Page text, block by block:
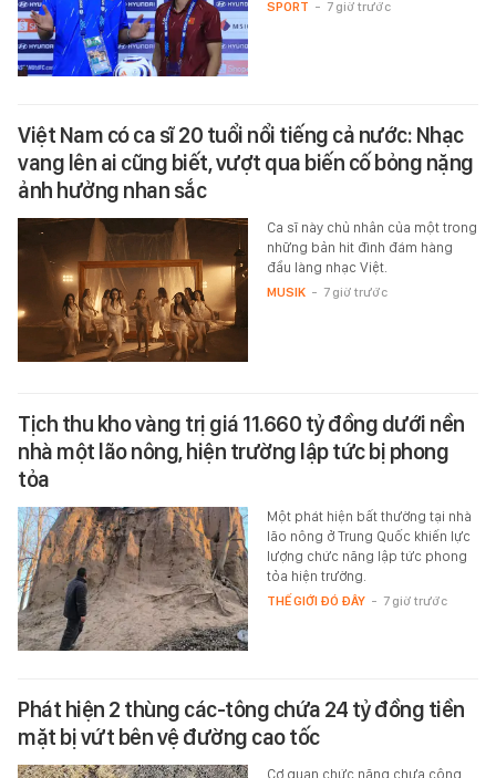
hiện cực hóm hỉnh.
Việt Nam có ca sĩ 20 tuổi nổi tiếng cả nước: Nhạc
vang lên ai cũng biết, vượt qua biến cố bỏng nặng
ảnh hưởng nhan sắc
Ca sĩ này chủ nhân của một trong
những bản hit đình đám hàng
đầu làng nhạc Việt.
Tịch thu kho vàng trị giá 11.660 tỷ đồng dưới nền
nhà một lão nông, hiện trường lập tức bị phong
tỏa
Một phát hiện bất thường tại nhà
lão nông ở Trung Quốc khiến lực
lượng chức năng lập tức phong
tỏa hiện trường.
Phát hiện 2 thùng các-tông chứa 24 tỷ đồng tiền
mặt bị vứt bên vệ đường cao tốc